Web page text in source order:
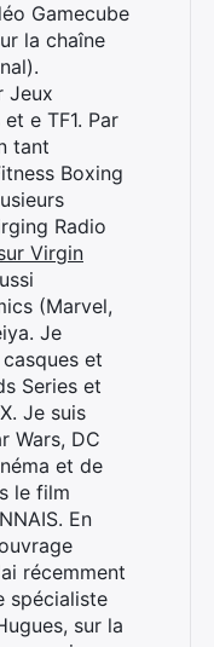
Gamecube
la chaîne
Jeux
e TF1. Par
tant
Boxing
Radio
Virgin
(Marvel,
Je
et
Series et
Je suis
Wars, DC
et de
le film
En
récemment
spécialiste
sur la